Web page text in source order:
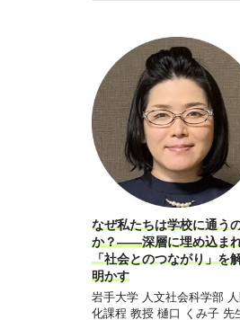
なぜ私たちは学校に通う
か？――深層に埋め込ま
「社会とのつながり」を
明かす
岩手大学 人文社会科学部
化課程 教授 樋口 くみ子 先